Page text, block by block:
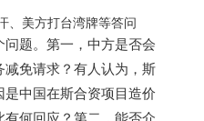
题。第一，中方是否会
免请求？有人认为，斯
中国在斯合资项目造价
何回应？第二，能否介